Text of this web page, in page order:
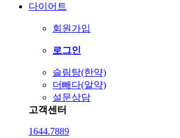
다이어트
회원가입
로그인
슬림탕(한약)
더빼다(알약)
설문상담
고객센터
1644.7889